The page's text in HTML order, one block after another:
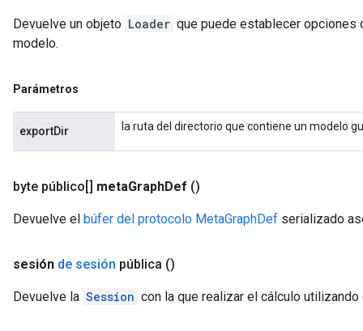
Devuelve un objeto Loader que puede establecer opciones
modelo.
Parámetros
exportDir la ruta del directorio que contiene un modelo
byte público[] metaGraphDef ()
Devuelve el búfer del protocolo MetaGraphDef serializado
sesión de sesión pública ()
Devuelve la Session con la que realizar el cálculo utilizando